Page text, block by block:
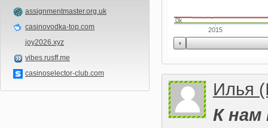
assignmentmaster.org.uk
casinovodka-top.com
joy2026.xyz
vibes.rusff.me
casinoselector-club.com
2015
0k
Илья
К нам